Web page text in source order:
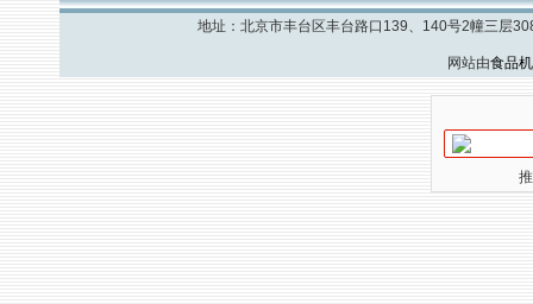
地址：北京市丰台区丰台路口139、140号2幢三
网站由食品